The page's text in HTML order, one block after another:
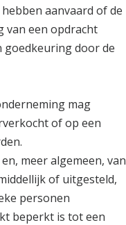
aanvaard of de
van een opdracht
goedkeuring door de
mag
of op een
meer algemeen, van
of uitgesteld,
personen
beperkt is tot een